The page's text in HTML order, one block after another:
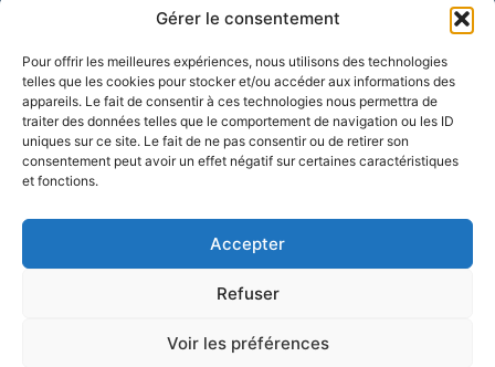
Gérer le consentement
Pour offrir les meilleures expériences, nous utilisons des technologies
telles que les cookies pour stocker et/ou accéder aux informations des
appareils. Le fait de consentir à ces technologies nous permettra de
traiter des données telles que le comportement de navigation ou les ID
uniques sur ce site. Le fait de ne pas consentir ou de retirer son
consentement peut avoir un effet négatif sur certaines caractéristiques
et fonctions.
Accepter
Refuser
Voir les préférences
Œuvres du mois
En vidéo
SUIVEZ-NOUS
Mentions légales
© 2026 L’Action nationale